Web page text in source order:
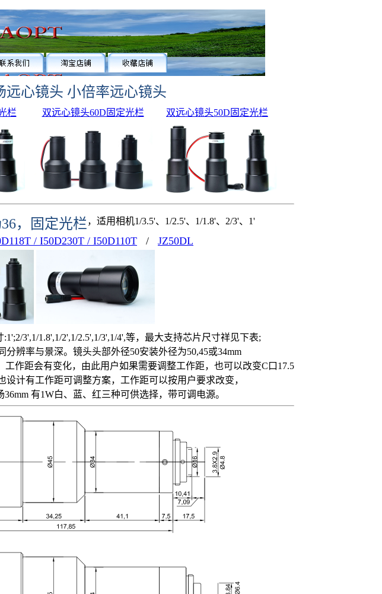
远心镜头 小倍率远心镜头
栏 双远心镜头60D固定光栏 双远心镜头50D固定光栏
，固定光栏 ，适用相机1/3.5'、1/2.5'、1/1.8'、2/3'、1'
/ I50D230T / I50D110T / JZ50DL
:1';2/3',1/1.8',1/2',1/2.5',1/3',1/4',等，最大支持芯片尺寸祥见下表;
辨率与景深。镜头头部外径50安装外径为50,45或34mm
作距会有变化，由此用户如果需要调整工作距，也可以改变C口17.5
计有工作距可调整方案，工作距可以按用户要求改变，
有1W白、蓝、红三种可供选择，带可调电源。